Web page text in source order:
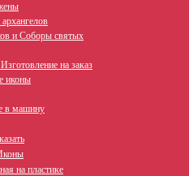
и Соборы святых
на заказ
иконы
в машину
на пластике